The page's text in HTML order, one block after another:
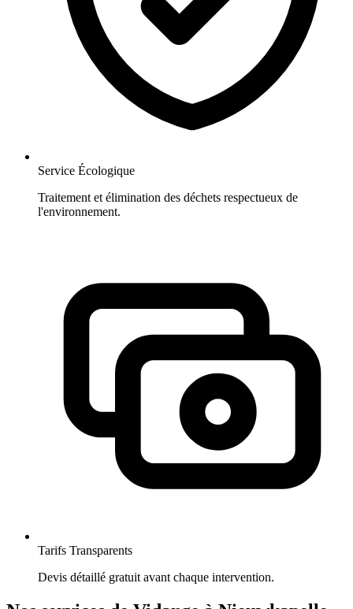
Service Écologique
Traitement et élimination des déchets respectueux de
l'environnement.
Tarifs Transparents
Devis détaillé gratuit avant chaque intervention.